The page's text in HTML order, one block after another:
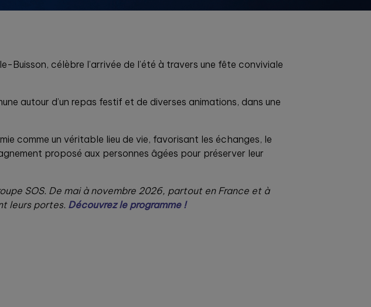
Buisson, célèbre l’arrivée de l’été à travers une fête conviviale
autour d’un repas festif et de diverses animations, dans une
comme un véritable lieu de vie, favorisant les échanges, le
proposé aux personnes âgées pour préserver leur
SOS. De mai à novembre 2026, partout en France et à
leurs portes. Découvrez le programme !